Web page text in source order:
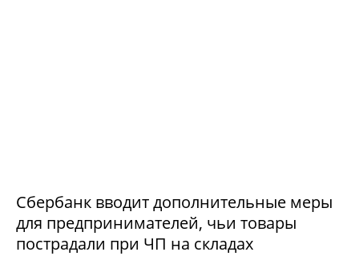
Сбербанк вводит дополнительные меры
для предпринимателей, чьи товары
пострадали при ЧП на складах